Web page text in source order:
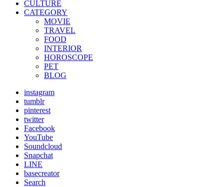
CULTURE
CATEGORY
MOVIE
TRAVEL
FOOD
INTERIOR
HOROSCOPE
PET
BLOG
instagram
tumblr
pinterest
twitter
Facebook
YouTube
Soundcloud
Snapchat
LINE
basecreator
Search